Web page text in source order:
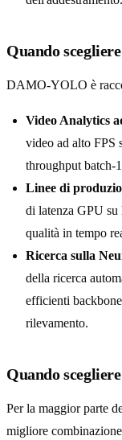
Quando
DAMO-YOLO è
Video Analytics
video ad alto
throughput batch-
Linee di
di latenza GPU su
qualità in tempo
Ricerca sulla
della ricerca
efficienti
rilevamento.
Quando
Per la maggior parte
migliore